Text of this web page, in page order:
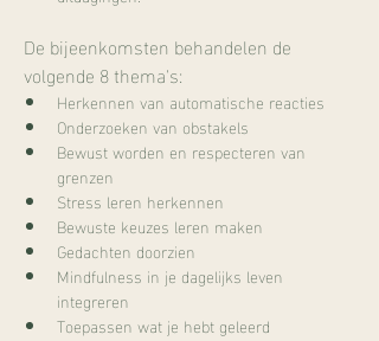
De bijeenkomsten behandelen de
volgende 8 thema's:
Herkennen van automatische reacties
Onderzoeken van obstakels
Bewust worden en respecteren van
grenzen
Stress leren herkennen
Bewuste keuzes leren maken
Gedachten doorzien
Mindfulness in je dagelijks leven
integreren
Toepassen wat je hebt geleerd